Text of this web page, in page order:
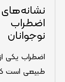
نشانه‌های
نوجوانان
اضطراب یکی
طبیعی است